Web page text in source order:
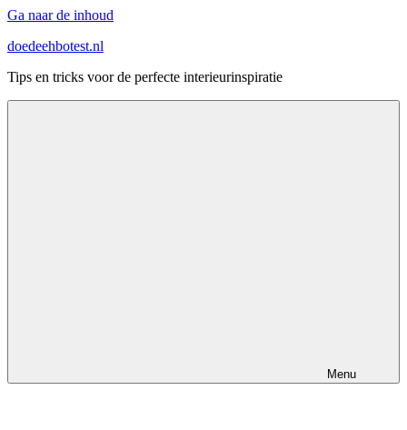
Ga naar de inhoud
doedeehbotest.nl
Tips en tricks voor de perfecte interieurinspiratie
Menu